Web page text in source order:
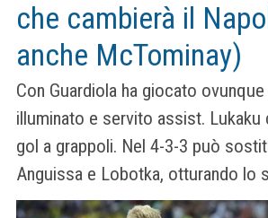
che cambierà il
anche McTominay)
Con Guardiola ha giocato
illuminato e servito assist. Lukaku
gol a grappoli. Nel 4-3-3 può
Anguissa e Lobotka, otturando lo